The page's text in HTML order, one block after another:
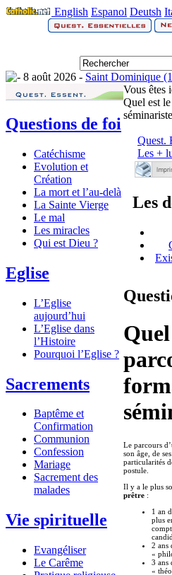
English Espanol Deutsh
8 août 2026 - Saint Dominique
Questions de foi
Catéchisme
Evolution et
Création
La mort et l’au-delà
La Sainte Vierge
Le mal
Les miracles
Qui est Dieu ?
Eglise
L’Eglise
aujourd’hui
L’Eglise dans
l’Histoire
Pourquoi l’Eglise ?
Sacrements
Baptême et
Confirmation
Communion
Confession
Mariage
Sacrement des
malades
Vie spirituelle
Evangéliser
Le Carême
Vous êtes
Quel est
Quest.
Les +
Les
Le parcours
son âge, de
particularités
postule.
Il y a le plus
prêtre :
1 an
plus
2 ans
«
3 ans
«